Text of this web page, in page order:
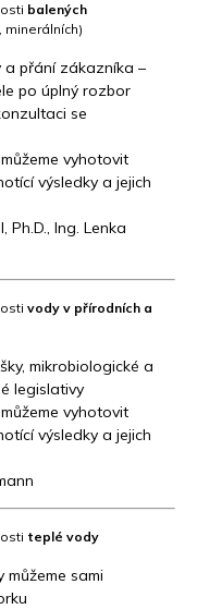
balených
minerálních)
a přání zákazníka –
po úplný rozbor
se
vyhotovit
výsledky a jejich
Ph.D., Ing. Lenka
vody v přírodních a
mikrobiologické a
legislativy
vyhotovit
výsledky a jejich
teplé vody
sami